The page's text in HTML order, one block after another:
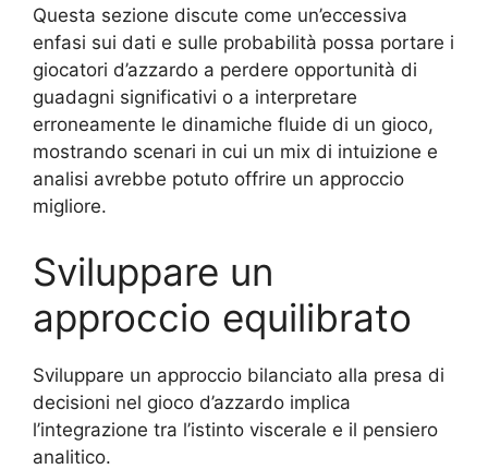
Questa sezione discute come un’eccessiva
enfasi sui dati e sulle probabilità possa portare i
giocatori d’azzardo a perdere opportunità di
guadagni significativi o a interpretare
erroneamente le dinamiche fluide di un gioco,
mostrando scenari in cui un mix di intuizione e
analisi avrebbe potuto offrire un approccio
migliore.
Sviluppare un
approccio equilibrato
Sviluppare un approccio bilanciato alla presa di
decisioni nel gioco d’azzardo implica
l’integrazione tra l’istinto viscerale e il pensiero
analitico.